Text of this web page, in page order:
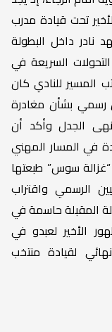
تحت قيادة مدرب
نادر داخل البطولة
السريعة في
المسير للنادي كان
بشأن مغادرة
أنهى الجدل وأكد أن
في المسار المهني
سوس” طبعتها
الرسمي واقتراب
المقبلة حاسمة في
الأخير لعبدو في
لقيادة منتخب